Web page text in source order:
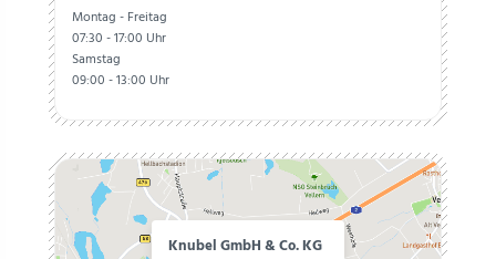
Montag - Freitag
07:30 - 17:00 Uhr
Samstag
09:00 - 13:00 Uhr
Knubel GmbH & Co. KG